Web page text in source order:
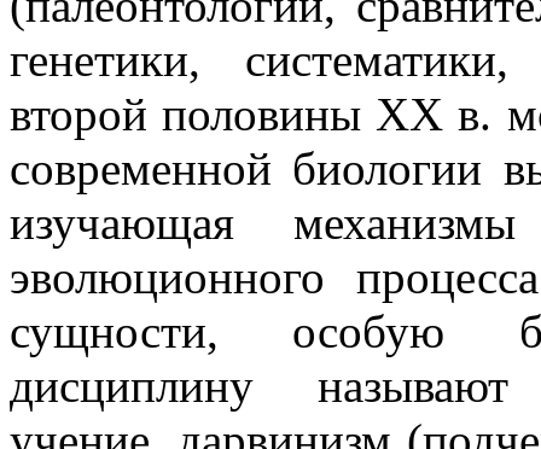
генетики,
второй половины XX в.
современной биологии
изучающая
эволюционного
сущности, особую
дисциплину